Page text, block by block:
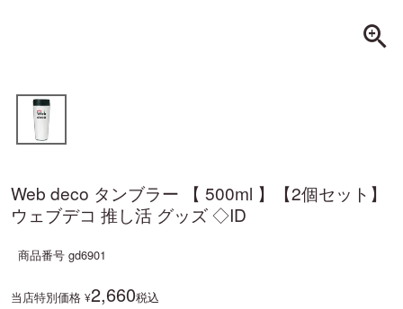
Web deco タンブラー 【 500ml 】【2個セット】
ウェブデコ 推し活 グッズ ◇ID
商品番号 gd6901
当店特別価格 ¥2,660税込